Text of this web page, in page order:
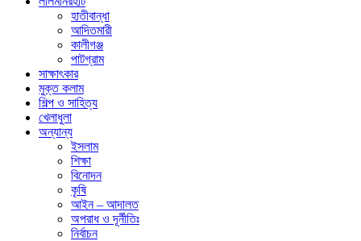
হাতীবান্ধা
আদিতমারী
কালীগঞ্জ
পাটগ্রাম
সাক্ষাৎকার
মুক্ত কলাম
শিল্প ও সাহিত্য
খেলাধুলা
অন্যান্য
ইসলাম
শিক্ষা
বিনোদন
কৃষি
আইন – আদালত
অপরাধ ও দূর্নীতিঃ
নির্বাচন